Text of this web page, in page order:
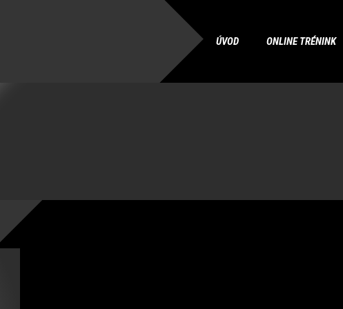
ÚVOD ONLINE TRÉNINK